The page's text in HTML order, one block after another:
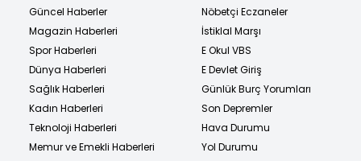
Güncel Haberler
Magazin Haberleri
Spor Haberleri
Dünya Haberleri
Sağlık Haberleri
Kadın Haberleri
Teknoloji Haberleri
Memur ve Emekli Haberleri
Nöbetçi Eczaneler
İstiklal Marşı
E Okul VBS
E Devlet Giriş
Günlük Burç Yorumları
Son Depremler
Hava Durumu
Yol Durumu